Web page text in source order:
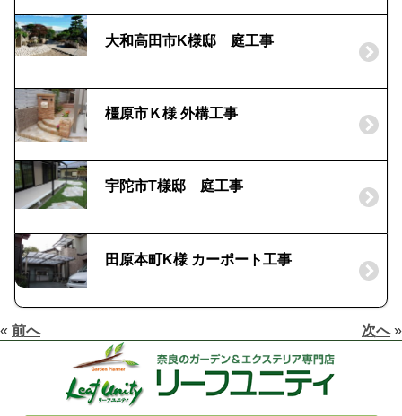
大和高田市K様邸 庭工事
橿原市Ｋ様 外構工事
宇陀市T様邸 庭工事
田原本町K様 カーポート工事
« 前へ 次へ»